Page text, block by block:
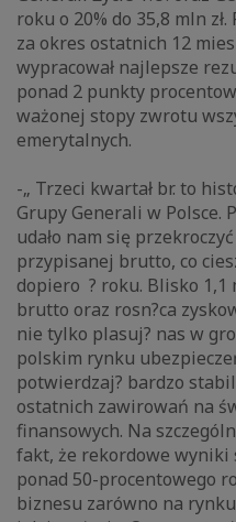
roku o 20% do 35,8 mln
za okres ostatnich 12
wypracował najlepsze
ponad 2 punkty
ważonej stopy zwrotu
emerytalnych.
-„ Trzeci kwartał br. to
Grupy Generali w Polsce.
udało nam się
przypisanej brutto, co
dopiero ? roku. Blisko 1,1
brutto oraz rosn?ca
nie tylko plasuj? nas w
polskim rynku
potwierdzaj? bardzo
ostatnich zawirowań na
finansowych. Na
fakt, że rekordowe wyniki
ponad 50-procentowego
biznesu zarówno na